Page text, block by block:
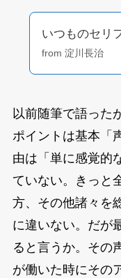
いつものセリ
from 淀川長治
以前随筆で語った
ポイントは基本「
由は「単に感覚的
ていない。きっと
方、その他諸々を
に違いない。だが
ると言うか。その
が働いた時にその